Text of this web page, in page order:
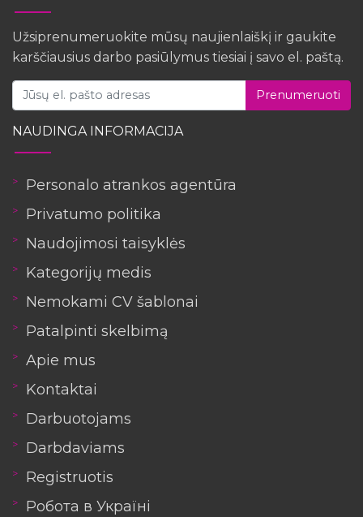
Užsiprenumeruokite mūsų naujienlaiškį ir gaukite
karščiausius darbo pasiūlymus tiesiai į savo el. paštą.
Prenumeruoti
NAUDINGA INFORMACIJA
Personalo atrankos agentūra
Privatumo politika
Naudojimosi taisyklės
Kategorijų medis
Nemokami CV šablonai
Patalpinti skelbimą
Apie mus
Kontaktai
Darbuotojams
Darbdaviams
Registruotis
Робота в Україні